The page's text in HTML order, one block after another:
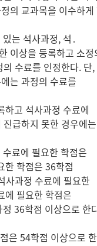
의 교과목을 이수하게
는 석사과정, 석․
이상을 등록하고 소정
수료를 인정한다. 단,
는 과정의 수료를
고 석사과정 수료에
급하지 못한 경우에는
료에 필요한 학점은
한 학점은 36학점
사과정 수료에 필요한
에 필요한 학점은
36학점 이상으로 한
은 54학점 이상으로